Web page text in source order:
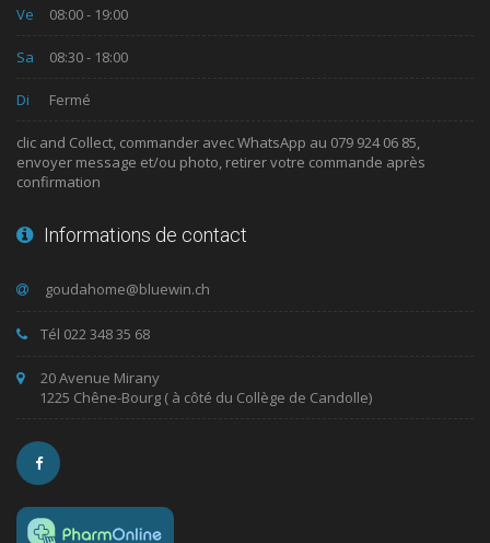
Ve 08:00 - 19:00
Sa 08:30 - 18:00
Di Fermé
clic and Collect, commander avec WhatsApp au 079 924 06 85,
envoyer message et/ou photo, retirer votre commande après
confirmation
Informations de contact
Tél 022 348 35 68
20 Avenue Mirany
1225 Chêne-Bourg ( à côté du Collège de Candolle)